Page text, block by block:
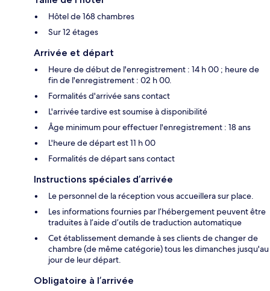
Hôtel de 168 chambres
Sur 12 étages
Arrivée et départ
Heure de début de l'enregistrement : 14 h 00 ; heure de
fin de l'enregistrement : 02 h 00.
Formalités d'arrivée sans contact
L'arrivée tardive est soumise à disponibilité
Âge minimum pour effectuer l'enregistrement : 18 ans
L'heure de départ est 11 h 00
Formalités de départ sans contact
Instructions spéciales d’arrivée
Le personnel de la réception vous accueillera sur place.
Les informations fournies par l’hébergement peuvent être
traduites à l’aide d’outils de traduction automatique
Cet établissement demande à ses clients de changer de
chambre (de même catégorie) tous les dimanches jusqu'au
jour de leur départ.
Obligatoire à l’arrivée